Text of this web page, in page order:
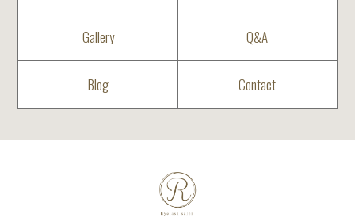
Gallery Q&A
Blog Contact